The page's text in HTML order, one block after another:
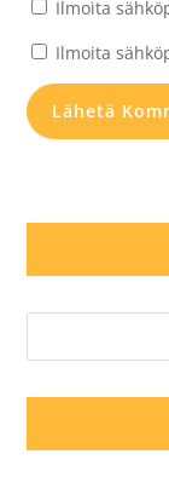
Ilmoita
Ilmoita